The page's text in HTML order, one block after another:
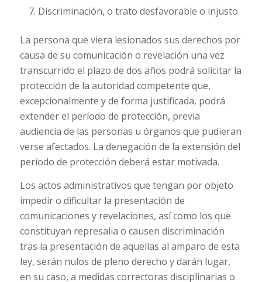
Discriminación, o trato desfavorable o injusto.
La persona que viera lesionados sus derechos por
causa de su comunicación o revelación una vez
transcurrido el plazo de dos años podrá solicitar la
protección de la autoridad competente que,
excepcionalmente y de forma justificada, podrá
extender el período de protección, previa
audiencia de las personas u órganos que pudieran
verse afectados. La denegación de la extensión del
período de protección deberá estar motivada.
Los actos administrativos que tengan por objeto
impedir o dificultar la presentación de
comunicaciones y revelaciones, así como los que
constituyan represalia o causen discriminación
tras la presentación de aquellas al amparo de esta
ley, serán nulos de pleno derecho y darán lugar,
en su caso, a medidas correctoras disciplinarias o